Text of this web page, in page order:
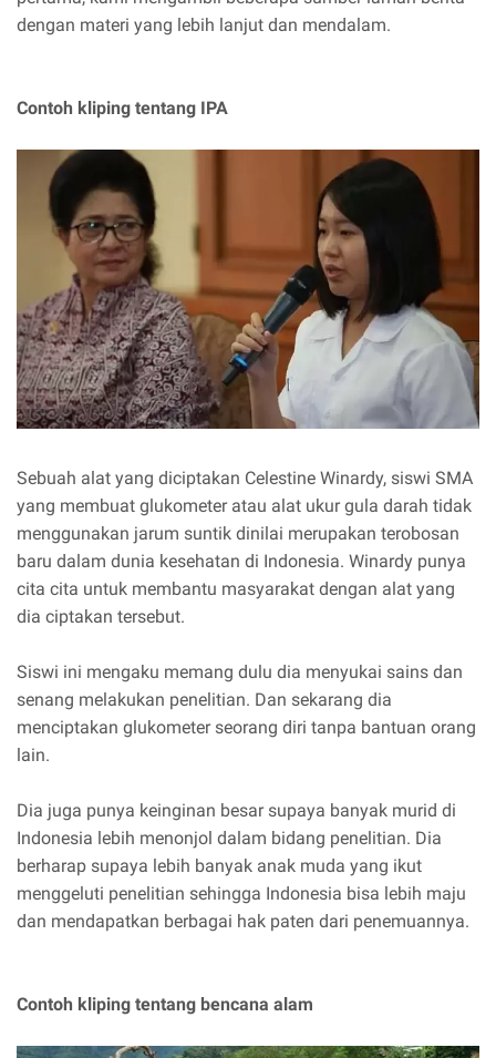
dengan materi yang lebih lanjut dan mendalam.
Contoh kliping tentang IPA
Sebuah alat yang diciptakan Celestine Winardy, siswi SMA
yang membuat glukometer atau alat ukur gula darah tidak
menggunakan jarum suntik dinilai merupakan terobosan
baru dalam dunia kesehatan di Indonesia. Winardy punya
cita cita untuk membantu masyarakat dengan alat yang
dia ciptakan tersebut.
Siswi ini mengaku memang dulu dia menyukai sains dan
senang melakukan penelitian. Dan sekarang dia
menciptakan glukometer seorang diri tanpa bantuan orang
lain.
Dia juga punya keinginan besar supaya banyak murid di
Indonesia lebih menonjol dalam bidang penelitian. Dia
berharap supaya lebih banyak anak muda yang ikut
menggeluti penelitian sehingga Indonesia bisa lebih maju
dan mendapatkan berbagai hak paten dari penemuannya.
Contoh kliping tentang bencana alam